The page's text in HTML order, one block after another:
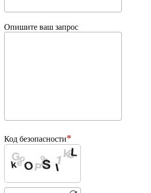
Опишите ваш запрос
Код безопасности